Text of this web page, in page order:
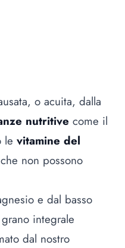
o acuita, dalla
nutritive come il
le vitamine del
non possono
e dal basso
integrale
dal nostro